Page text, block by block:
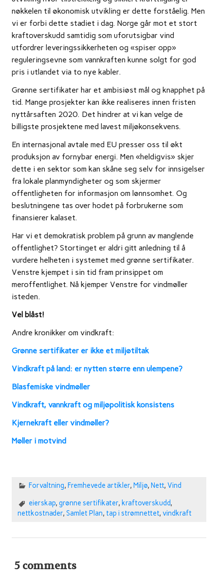
nøkkelen til økonomisk utvikling er dette forståelig. Men
vi er forbi dette stadiet i dag. Norge går mot et stort
kraftoverskudd samtidig som uforutsigbar vind
utfordrer leveringssikkerheten og «spiser opp»
reguleringsevne som vannkraften kunne solgt for god
pris i utlandet via to nye kabler.
Grønne sertifikater har et ambisiøst mål og knapphet på
tid. Mange prosjekter kan ikke realiseres innen fristen
nyttårsaften 2020. Det hindrer at vi kan velge de
billigste prosjektene med lavest miljøkonsekvens.
En internasjonal avtale med EU presser oss til økt
produksjon av fornybar energi. Men «heldigvis» skjer
dette i en sektor som kan skåne seg selv for innsigelser
fra lokale planmyndigheter og som skjermer
offentligheten for informasjon om lønnsomhet. Og
beslutningene tas over hodet på forbrukerne som
finansierer kalaset.
Har vi et demokratisk problem på grunn av manglende
offentlighet? Stortinget er aldri gitt anledning til å
vurdere helheten i systemet med grønne sertifikater.
Venstre kjempet i sin tid fram prinsippet om
meroffentlighet. Nå kjemper Venstre for vindmøller
isteden.
Vel blåst!
Andre kronikker om vindkraft:
Grønne sertifikater er ikke et miljøtiltak
Vindkraft på land: er nytten større enn ulempene?
Blasfemiske vindmøller
Vindkraft, vannkraft og miljøpolitisk konsistens
Kjernekraft eller vindmøller?
Møller i motvind
Forvaltning, Fremhevede artikler, Miljø, Nett, Vind
eierskap, grønne sertifikater, kraftoverskudd,
nettkostnader, Samlet Plan, tap i strømnettet, vindkraft
5 comments